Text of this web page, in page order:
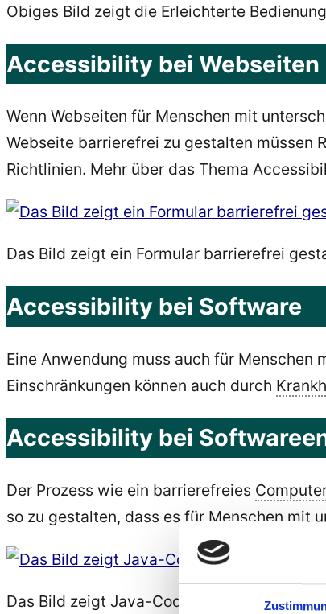
Obiges Bild zeigt die Erleichterte
Accessibility bei Webseiten
Wenn Webseiten für Menschen mit
Webseite barrierefrei zu gestalten müssen
Richtlinien. Mehr über das Thema
Das Bild zeigt ein Formular barrierefrei
Accessibility bei Software
Eine Anwendung muss auch für Menschen
Einschränkungen können auch durch
Accessibility bei
Der Prozess wie ein barrierefreies
so zu gestalten, dass es für Menschen mit
Das Bild zeigt Java-Code der zeigt wie